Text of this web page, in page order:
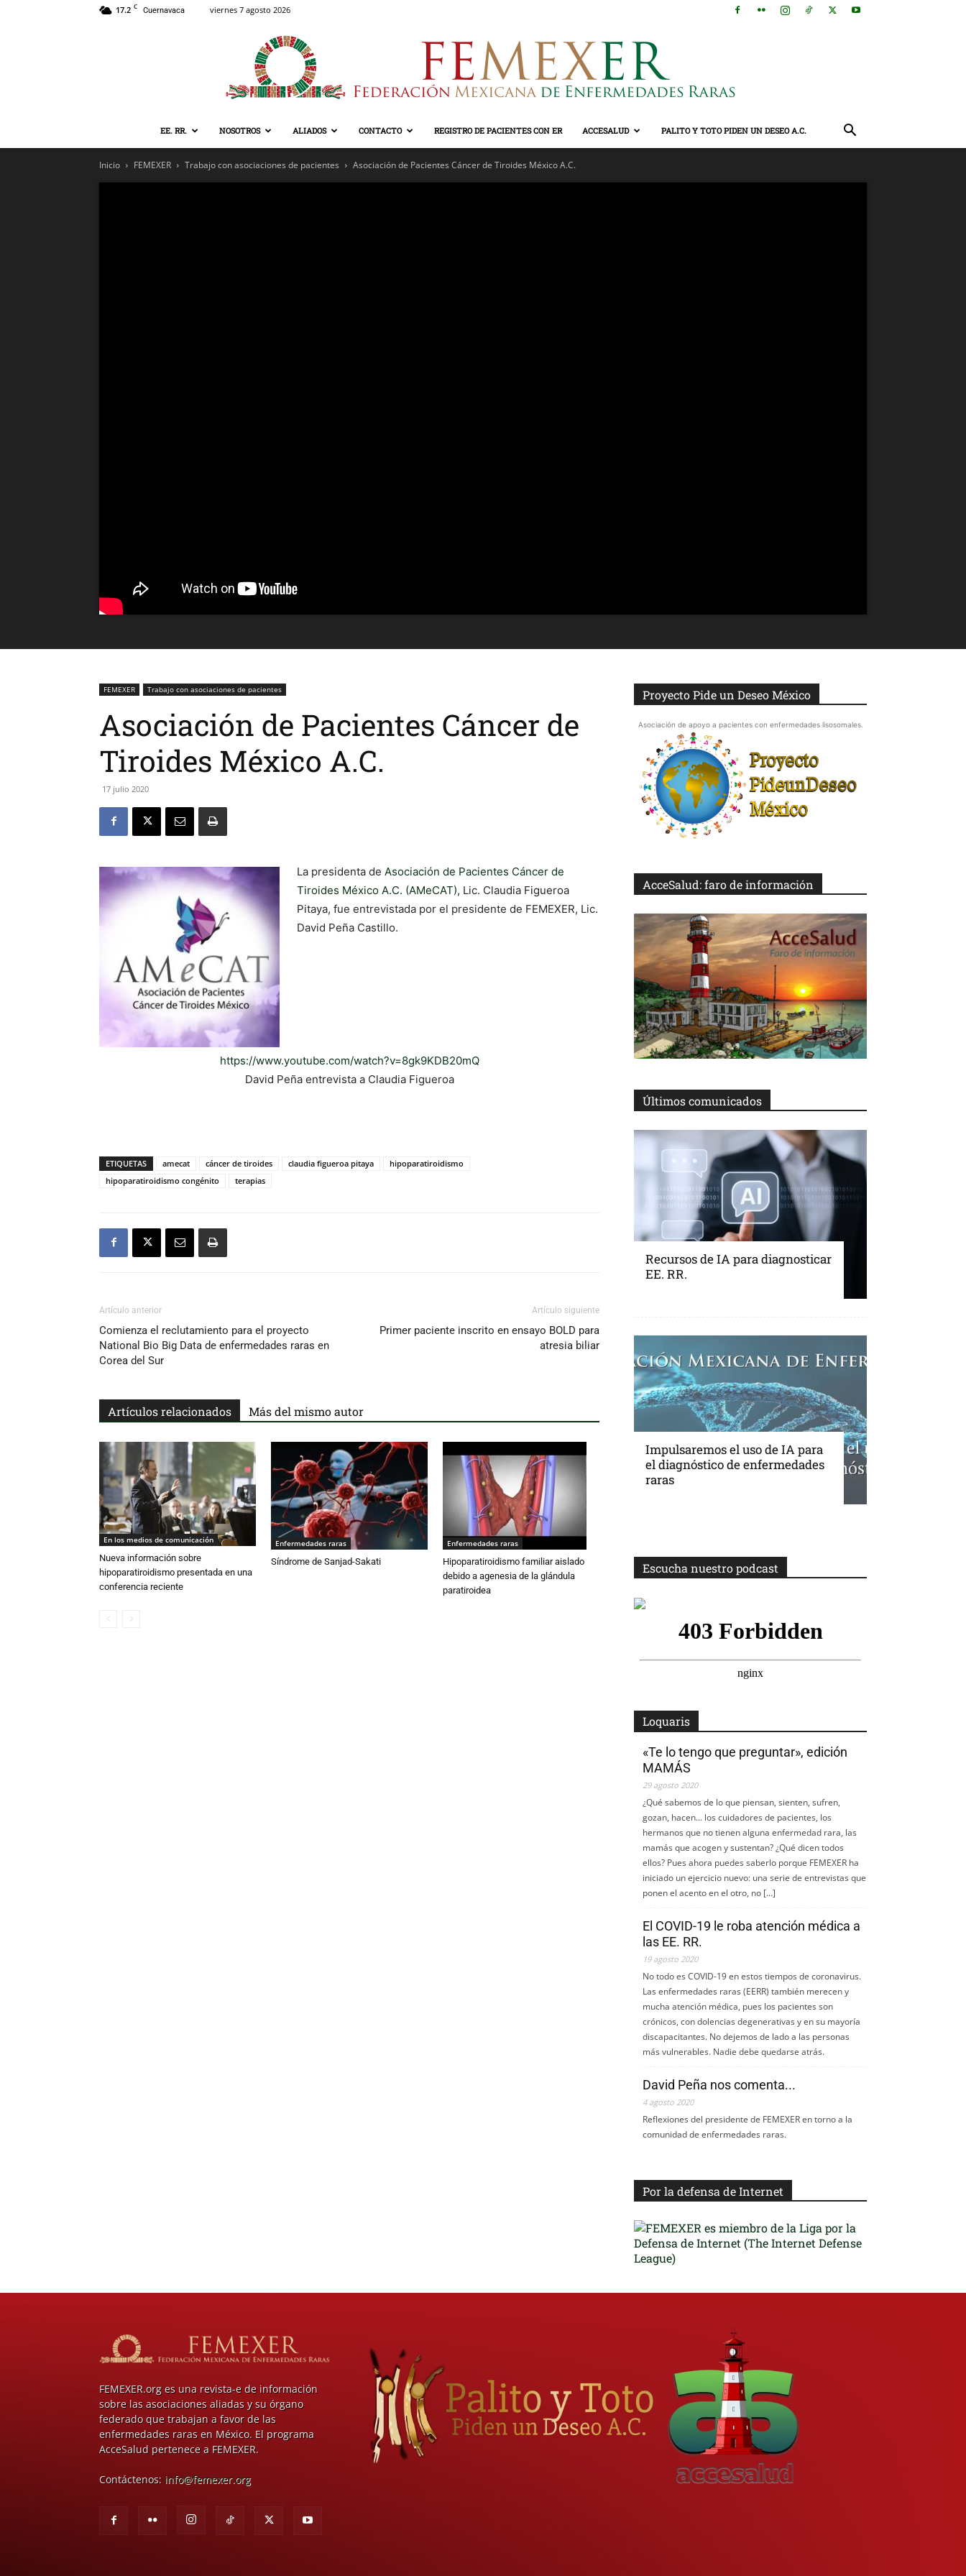
17.2 C Cuernavaca viernes 7 agosto 2026
FEMEXER
EE. RR. NOSOTROS ALIADOS CONTACTO REGISTRO DE PACIENTES CON ER ACCESALUD PALITO Y TOTO PIDEN UN DESEO A.C.
Inicio FEMEXER Trabajo con asociaciones de pacientes Asociación de Pacientes Cáncer de Tiroides México A.C.
FEMEXER Trabajo con asociaciones de pacientes
Asociación de Pacientes Cáncer de
Tiroides México A.C.
17 julio 2020
La presidenta de Asociación de Pacientes Cáncer de
Tiroides México A.C. (AMeCAT), Lic. Claudia Figueroa
Pitaya, fue entrevistada por el presidente de FEMEXER, Lic.
David Peña Castillo.
https://www.youtube.com/watch?v=8gk9KDB20mQ
David Peña entrevista a Claudia Figueroa
ETIQUETAS amecat cáncer de tiroides claudia figueroa pitaya
hipoparatiroidismo
hipoparatiroidismo congénito
terapias
Artículo anterior
Comienza el reclutamiento para el proyecto
National Bio Big Data de enfermedades raras en
Corea del Sur
Artículo siguiente
Primer paciente inscrito en ensayo BOLD para
atresia biliar
Artículos relacionados Más del mismo autor
En los medios de comunicación
Nueva información sobre
hipoparatiroidismo presentada en una
conferencia reciente
Enfermedades raras
Síndrome de Sanjad-Sakati
Enfermedades raras
Hipoparatiroidismo familiar aislado
debido a agenesia de la glándula
paratiroidea
Proyecto Pide un Deseo México
Asociación de apoyo a pacientes con enfermedades lisosomales.
AcceSalud: faro de información
Últimos comunicados
Recursos de IA para diagnosticar
EE. RR.
Impulsaremos el uso de IA para
el diagnóstico de enfermedades
raras
Escucha nuestro podcast
Loquaris
«Te lo tengo que preguntar», edición
MAMÁS
29 agosto 2020
¿Qué sabemos de lo que piensan, sienten, sufren,
gozan, hacen... los cuidadores de pacientes, los
hermanos que no tienen alguna enfermedad rara, las
mamás que acogen y sustentan? ¿Qué dicen todos
ellos? Pues ahora puedes saberlo porque FEMEXER ha
iniciado un ejercicio nuevo: una serie de entrevistas que
ponen el acento en el otro, no […]
El COVID-19 le roba atención médica a
las EE. RR.
19 agosto 2020
No todo es COVID-19 en estos tiempos de coronavirus.
Las enfermedades raras (EERR) también merecen y
mucha atención médica, pues los pacientes son
crónicos, con dolencias degenerativas y en su mayoría
discapacitantes. No dejemos de lado a las personas
más vulnerables. Nadie debe quedarse atrás.
David Peña nos comenta...
4 agosto 2020
Reflexiones del presidente de FEMEXER en torno a la
comunidad de enfermedades raras.
Por la defensa de Internet
FEMEXER.org es una revista-e de información
sobre las asociaciones aliadas y su órgano
federado que trabajan a favor de las
enfermedades raras en México. El programa
AcceSalud pertenece a FEMEXER.
Contáctenos: info@femexer.org